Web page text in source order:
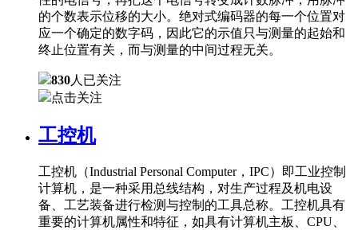
的个数表示位移的大小。绝对式编码器的每一个位置对
应一个确定的数字码，因此它的示值只与测量的起始和
终止位置有关，而与测量的中间过程无关。
830人已关注
点击关注
工控机
工控机（Industrial Personal Computer，IPC）即工业控制
计算机，是一种采用总线结构，对生产过程及机电设
备、工艺装备进行检测与控制的工具总称。工控机具有
重要的计算机属性和特征，如具有计算机主板、CPU、